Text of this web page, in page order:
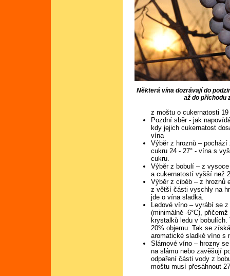
Některá vína dozrávají do
až do příchodu
z moštu o cukernatosti
Pozdní sběr - jak
kdy jejich cukernatost
vína
Výběr z hroznů –
cukru 24 - 27° - vína s
cukru.
Výběr z bobulí – z
a cukernatostí vyšší než
Výběr z cibéb – z hroznů
z větší části vyschly na
jde o vína sladká.
Ledové víno – vyrábí se
(minimálně -6°C),
krystalků ledu v
20% objemu. Tak se
aromatické sladké víno s
Slámové víno – hrozny
na slámu nebo zavěšují
odpaření části vody z
moštu musí přesáhnout